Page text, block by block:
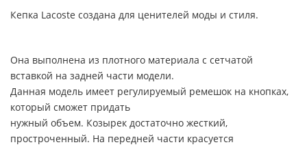
Кепка Lacoste создана для ценителей моды и стиля.
Она выполнена из плотного материала с сетчатой
вставкой на задней части модели.
Данная модель имеет регулируемый ремешок на кнопках,
который сможет придать
нужный объем. Козырек достаточно жесткий,
простроченный. На передней части красуется